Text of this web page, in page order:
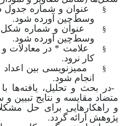
§
عنوان و شماره جدول
وسط‌چین آورده شود.
§
عنوان و شماره
وسط‌چین آورده شود.
§
علامت * در معادلات
کار نرود.
§
ممیزنویسی بین
انجام شود.
-در بحث و تحلیل، یافته‌ها
متضاد مقایسه و نتایج
و راهکارهایی برای حل
پژوهش ارائه گردد.